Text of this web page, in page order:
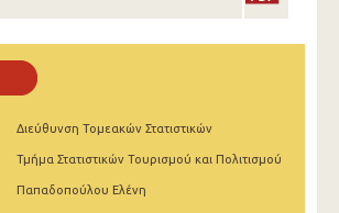
2025
2024
Διεύθυνση Τομεακών Στατιστικών
Τμήμα Στατιστικών Τουρισμού και Πολιτισμού
Παπαδοπούλου Ελένη